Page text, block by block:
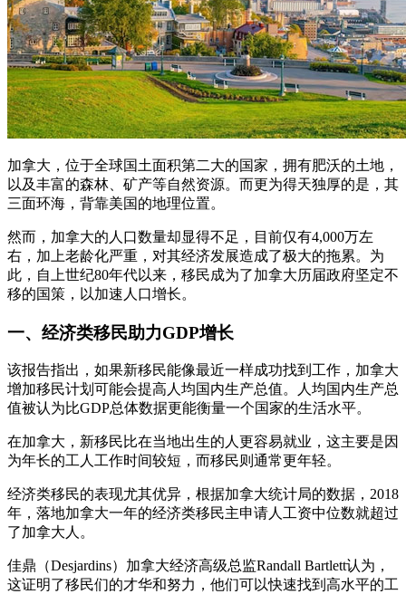
加拿大，位于全球国土面积第二大的国家，拥有肥沃的土地，
以及丰富的森林、矿产等自然资源。而更为得天独厚的是，其
三面环海，背靠美国的地理位置。
然而，加拿大的人口数量却显得不足，目前仅有4,000万左
右，加上老龄化严重，对其经济发展造成了极大的拖累。为
此，自上世纪80年代以来，移民成为了加拿大历届政府坚定不
移的国策，以加速人口增长。
一、经济类移民助力GDP增长
该报告指出，如果新移民能像最近一样成功找到工作，加拿大
增加移民计划可能会提高人均国内生产总值。人均国内生产总
值被认为比GDP总体数据更能衡量一个国家的生活水平。
在加拿大，新移民比在当地出生的人更容易就业，这主要是因
为年长的工人工作时间较短，而移民则通常更年轻。
经济类移民的表现尤其优异，根据加拿大统计局的数据，2018
年，落地加拿大一年的经济类移民主申请人工资中位数就超过
了加拿大人。
佳鼎（Desjardins）加拿大经济高级总监Randall Bartlett认为，
这证明了移民们的才华和努力，他们可以快速找到高水平的工